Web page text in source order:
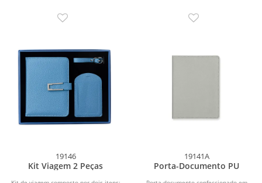
19146
Kit Viagem 2 Peças
19141A
Porta-Documento PU